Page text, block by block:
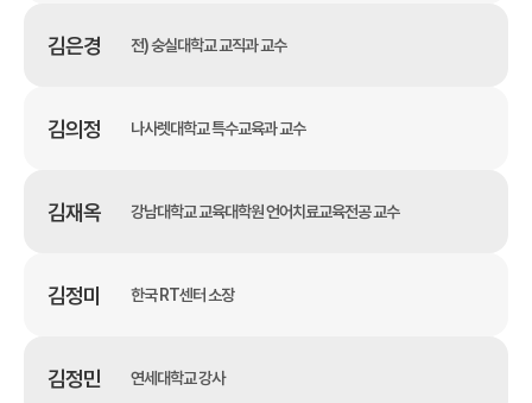
김은경 전) 숭실대학교 교직과 교수
김의정 나사렛대학교 특수교육과 교수
김재옥 강남대학교 교육대학원 언어치료교육전공 교수
김정미 한국 RT센터 소장
김정민 연세대학교 강사